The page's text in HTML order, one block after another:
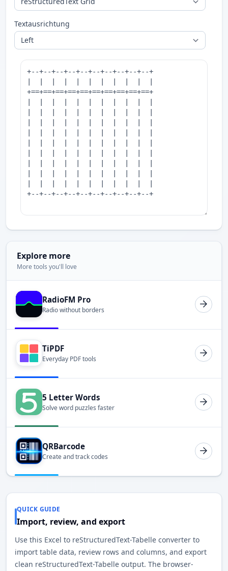
Textausrichtung
Explore more
More tools you'll love
RadioFM Pro
Radio without borders
TiPDF
Everyday PDF tools
5 Letter Words
Solve word puzzles faster
QRBarcode
Create and track codes
QUICK GUIDE
Import, review, and export
Use this Excel to reStructuredText-Tabelle converter to
import table data, review rows and columns, and export
clean reStructuredText-Tabelle output. The browser-